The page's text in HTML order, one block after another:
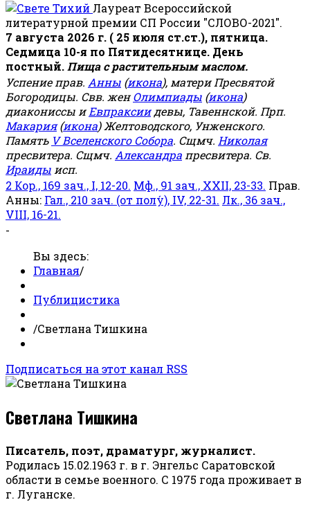
Лауреат Всероссийской
литературной премии СП России "СЛОВО-2021".
7 августа 2026 г. ( 25 июля ст.ст.), пятница.
Седмица 10-я по Пятидесятнице. День
постный. Пища с растительным маслом.
Успение прав. Анны (икона), матери Пресвятой
Богородицы. Свв. женОлимпиады (икона)
диакониссы иЕвпраксиидевы, Тавеннской. Прп.
Макария(икона) Желтоводского, Унженского.
Память V Вселенского Собора. Сщмч. Николая
пресвитера. Сщмч. Александра пресвитера. Св.
Ираиды исп.
2 Кор., 169 зач., I, 12-20. Мф., 91 зач., XXII, 23-33. Прав.
Анны: Гал., 210 зач. (от полу́), IV, 22-31. Лк., 36 зач.,
VIII, 16-21.
-
Вы здесь:
Главная/
Публицистика
/Светлана Тишкина
Подписаться на этот канал RSS
Светлана Тишкина
Писатель, поэт, драматург, журналист.
Родилась 15.02.1963 г. в г. Энгельс Саратовской
области в семье военного. С 1975 года проживает в
г. Луганске.